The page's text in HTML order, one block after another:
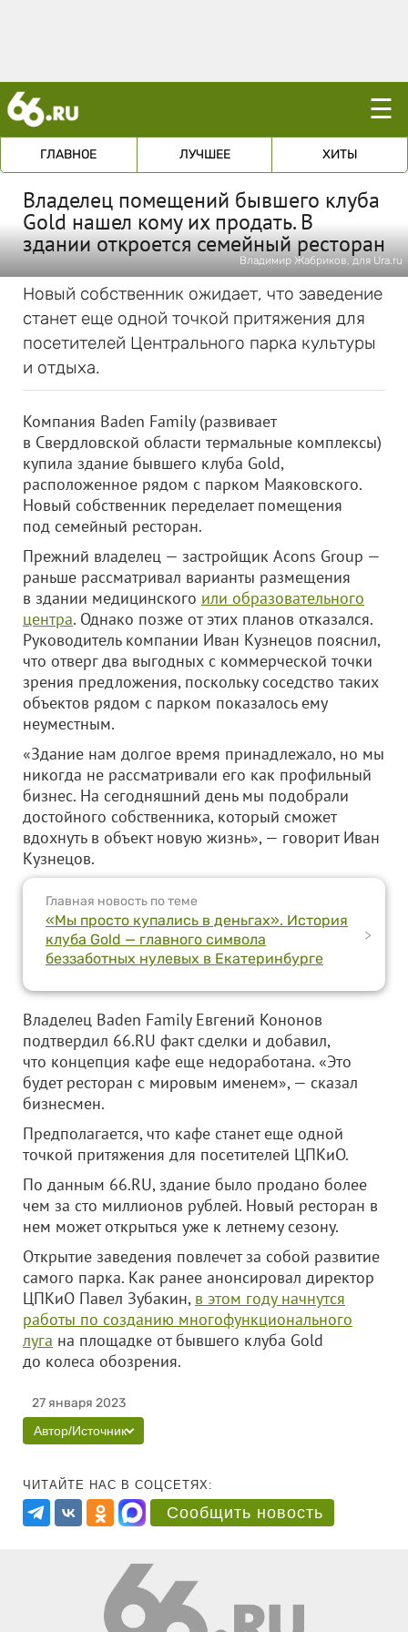
☰
ГЛАВНОЕ ЛУЧШЕЕ ХИТЫ
Владелец помещений бывшего клуба
Gold нашел кому их продать. В
здании откроется семейный ресторан
Владимир Жабриков, для Ura.ru
Новый собственник ожидает, что заведение
станет еще одной точкой притяжения для
посетителей Центрального парка культуры
и отдыха.
Компания Baden Family (развивает
в Свердловской области термальные комплексы)
купила здание бывшего клуба Gold,
расположенное рядом с парком Маяковского.
Новый собственник переделает помещения
под семейный ресторан.
Прежний владелец — застройщик Acons Group —
раньше рассматривал варианты размещения
в здании медицинского или образовательного
центра. Однако позже от этих планов отказался.
Руководитель компании Иван Кузнецов пояснил,
что отверг два выгодных с коммерческой точки
зрения предложения, поскольку соседство таких
объектов рядом с парком показалось ему
неуместным.
«Здание нам долгое время принадлежало, но мы
никогда не рассматривали его как профильный
бизнес. На сегодняшний день мы подобрали
достойного собственника, который сможет
вдохнуть в объект новую жизнь», — говорит Иван
Кузнецов.
Главная новость по теме
«Мы просто купались в деньгах». История
клуба Gold — главного символа
беззаботных нулевых в Екатеринбурге
>
Владелец Baden Family Евгений Кононов
подтвердил 66.RU факт сделки и добавил,
что концепция кафе еще недоработана. «Это
будет ресторан с мировым именем», — сказал
бизнесмен.
Предполагается, что кафе станет еще одной
точкой притяжения для посетителей ЦПКиО.
По данным 66.RU, здание было продано более
чем за сто миллионов рублей. Новый ресторан в
нем может открыться уже к летнему сезону.
Открытие заведения повлечет за собой развитие
самого парка. Как ранее анонсировал директор
ЦПКиО Павел Зубакин, в этом году начнутся
работы по созданию многофункционального
луга на площадке от бывшего клуба Gold
до колеса обозрения.
27 января 2023
Автор/Источник
ЧИТАЙТЕ НАС В СОЦСЕТЯХ:
Сообщить новость